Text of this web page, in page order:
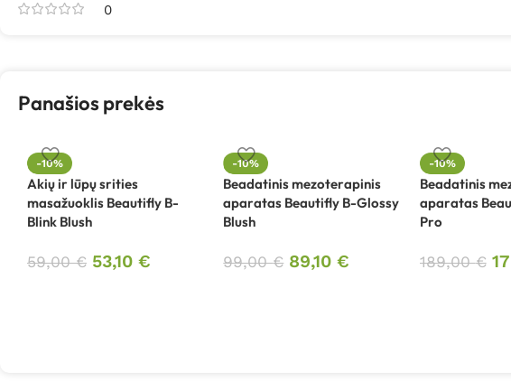
0
Panašios prekės
-10%
Akių ir lūpų srities
masažuoklis Beautifly B-
Blink Blush
59,00€ 53,10 €
-10%
Beadatinis mezoterapinis
aparatas Beautifly B-Glossy
Blush
99,00€ 89,10€
-10%
Beadatinis
aparatas
Pro
189,00€